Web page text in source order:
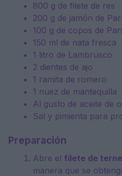
800 g de filete de res
200 g de jamón de
100 g de copos de
150 ml de nata fresca
1 litro de Lambrusco
2 dientes de ajo
1 ramita de romero
1 nuez de mantequilla
Al gusto de aceite de
Sal y pimienta para
Preparación
Abre el filete de
manera que se